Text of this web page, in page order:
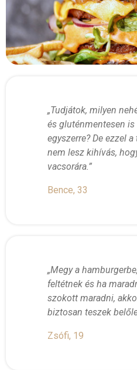
„Tudjátok, milyen
és gluténmentesen is
egyszerre? De ezzel
nem lesz kihívás,
vacsorára.”
Bence, 33
„Megy a
feltétnek és ha
szokott maradni,
biztosan teszek
Zsófi, 19